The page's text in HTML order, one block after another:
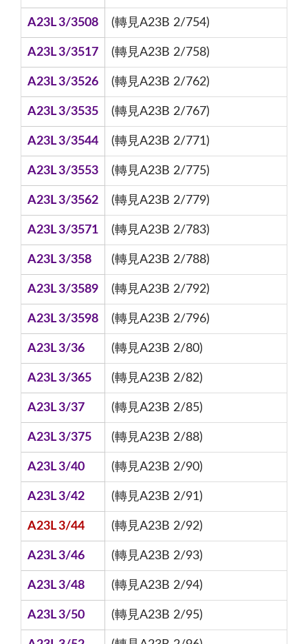
A23L 3/3508 (轉見A23B 2/754)
A23L 3/3517 (轉見A23B 2/758)
A23L 3/3526 (轉見A23B 2/762)
A23L 3/3535 (轉見A23B 2/767)
A23L 3/3544 (轉見A23B 2/771)
A23L 3/3553 (轉見A23B 2/775)
A23L 3/3562 (轉見A23B 2/779)
A23L 3/3571 (轉見A23B 2/783)
A23L 3/358 (轉見A23B 2/788)
A23L 3/3589 (轉見A23B 2/792)
A23L 3/3598 (轉見A23B 2/796)
A23L 3/36 (轉見A23B 2/80)
A23L 3/365 (轉見A23B 2/82)
A23L 3/37 (轉見A23B 2/85)
A23L 3/375 (轉見A23B 2/88)
A23L 3/40 (轉見A23B 2/90)
A23L 3/42 (轉見A23B 2/91)
A23L 3/44 (轉見A23B 2/92)
A23L 3/46 (轉見A23B 2/93)
A23L 3/48 (轉見A23B 2/94)
A23L 3/50 (轉見A23B 2/95)